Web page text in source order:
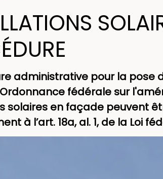
administrative pour la pose
fédérale sur
solaires en façade peuvent
à l’art. 18a, al. 1, de la Loi